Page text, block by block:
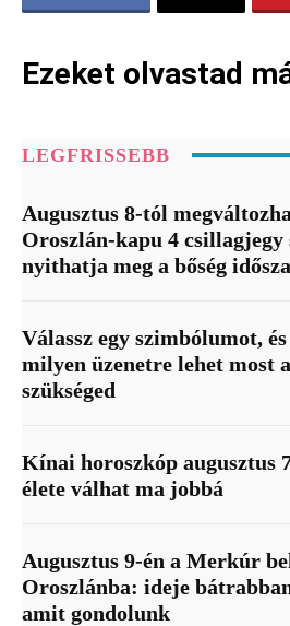
Ezeket olvastad
LEGFRISSEBB
Augusztus 8-tól
Oroszlán-kapu 4 csillagjegy
nyithatja meg a bőség
Válassz egy szimbólumot,
milyen üzenetre lehet most
szükséged
Kínai horoszkóp augusztus
élete válhat ma jobbá
Augusztus 9-én a Merkúr
Oroszlánba: ideje
amit gondolunk